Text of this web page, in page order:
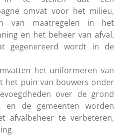
omvat voor het milieu,
van maatregelen in het
en het beheer van afval,
gegenereerd wordt in de
het uniformeren van
het puin van bouwers onder
over de grond
en de gemeenten worden
afvalbeheer te verbeteren,